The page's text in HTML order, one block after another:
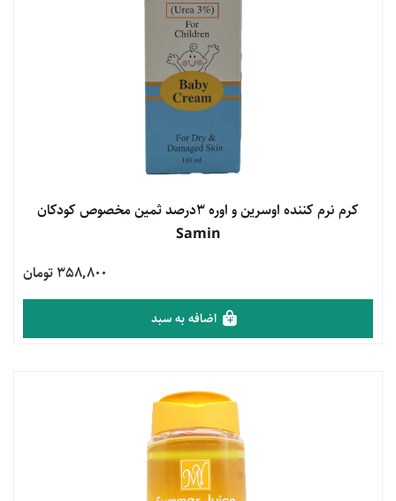
مشاهده محصول
کرم نرم کننده اوسرین و اوره 3درصد ثمین مخصوص کودکان
Samin
358,800 تومان
اضافه به سبد